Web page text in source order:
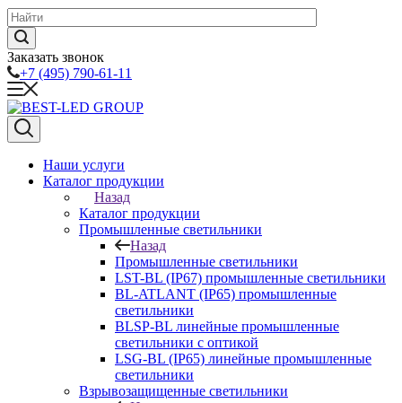
Заказать звонок
+7 (495) 790-61-11
Наши услуги
Каталог продукции
Назад
Каталог продукции
Промышленные светильники
Назад
Промышленные светильники
LST-BL (IP67) промышленные светильники
BL-ATLANT (IP65) промышленные
светильники
BLSP-BL линейные промышленные
светильники с оптикой
LSG-BL (IP65) линейные промышленные
светильники
Взрывозащищенные светильники